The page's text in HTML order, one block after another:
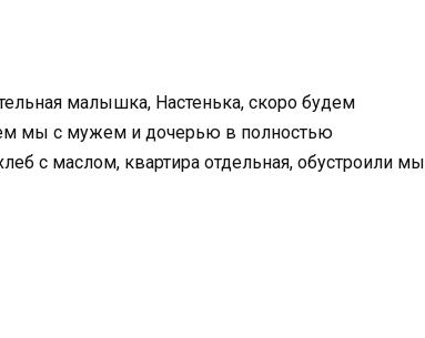
малышка, Настенька, скоро будем
мы с мужем и дочерью в полностью
с маслом, квартира отдельная, обустроили мы